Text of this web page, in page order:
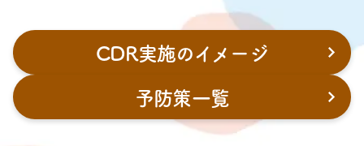
CDR実施のイメージ
予防策一覧